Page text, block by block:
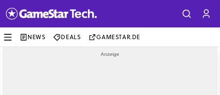
NEWS DEALS GAMESTAR.DE